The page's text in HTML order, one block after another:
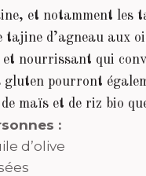
et notamment les
tajine d’agneau aux
nourrissant qui
gluten pourront
maïs et de riz bio
:
d’olive